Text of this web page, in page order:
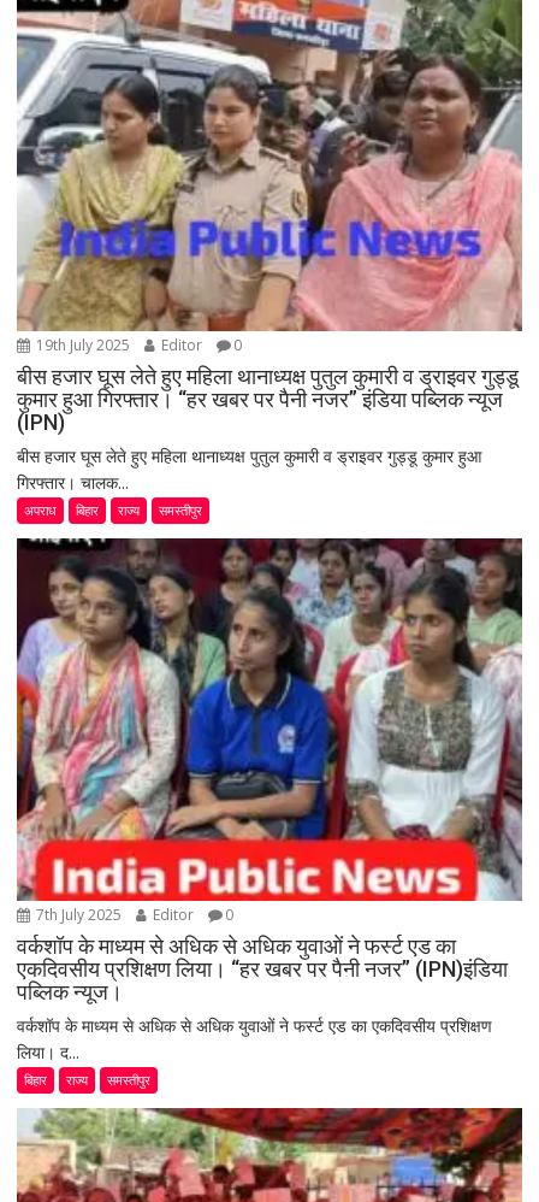
19th July 2025 Editor 0
बीस हजार घूस लेते हुए महिला थानाध्यक्ष पुतुल कुमारी व ड्राइवर गुड्डू
कुमार हुआ गिरफ्तार। “हर खबर पर पैनी नजर” इंडिया पब्लिक न्यूज
(IPN)
बीस हजार घूस लेते हुए महिला थानाध्यक्ष पुतुल कुमारी व ड्राइवर गुड्डू कुमार हुआ
गिरफ्तार। चालक...
अपराध बिहार राज्य समस्तीपुर
7th July 2025 Editor 0
वर्कशॉप के माध्यम से अधिक से अधिक युवाओं ने फर्स्ट एड का
एकदिवसीय प्रशिक्षण लिया। “हर खबर पर पैनी नजर” (IPN)इंडिया
पब्लिक न्यूज।
वर्कशॉप के माध्यम से अधिक से अधिक युवाओं ने फर्स्ट एड का एकदिवसीय प्रशिक्षण
लिया। द...
बिहार राज्य समस्तीपुर